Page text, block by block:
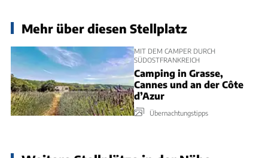
Mehr über diesen Stellplatz
MIT DEM CAMPER DURCH
SÜDOSTFRANKREICH
Camping in Grasse,
Cannes und an der Côte
d’Azur
Übernachtungstipps